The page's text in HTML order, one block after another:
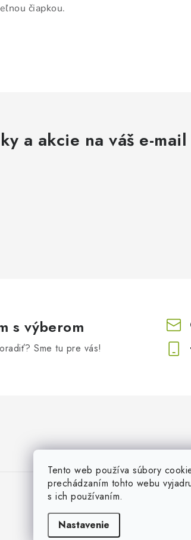
Tento web používa súbory
prechádzaním tohto webu
s ich používaním.
Nastavenie
čiapkou.
a akcie na váš e-mail
s výberom
Sme tu pre vás!